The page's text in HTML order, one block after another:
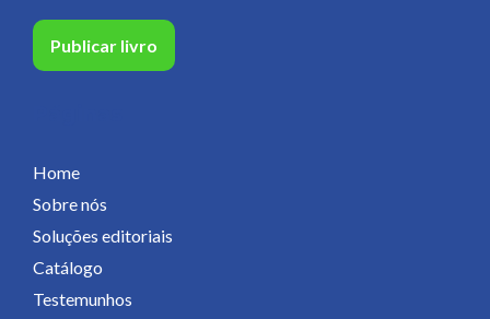
Publicar livro
Home
Sobre nós
Soluções editoriais
Catálogo
Testemunhos